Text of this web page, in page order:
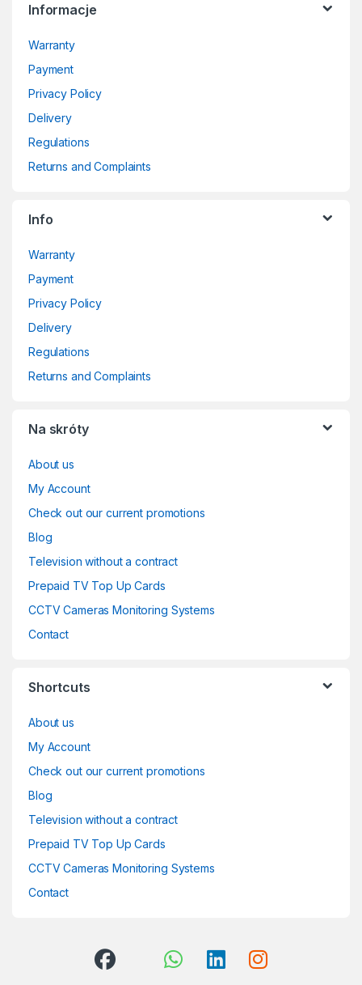
Informacje
Warranty
Payment
Privacy Policy
Delivery
Regulations
Returns and Complaints
Info
Warranty
Payment
Privacy Policy
Delivery
Regulations
Returns and Complaints
Na skróty
About us
My Account
Check out our current promotions
Blog
Television without a contract
Prepaid TV Top Up Cards
CCTV Cameras Monitoring Systems
Contact
Shortcuts
About us
My Account
Check out our current promotions
Blog
Television without a contract
Prepaid TV Top Up Cards
CCTV Cameras Monitoring Systems
Contact